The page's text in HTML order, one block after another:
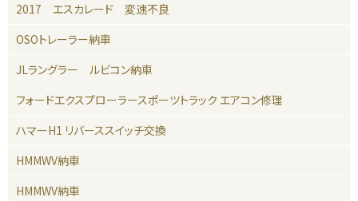
2017 エスカレード 変速不良
OSOトレーラー納車
JLラングラー ルビコン納車
フォードエクスプローラースポーツトラック エアコン修理
ハマーH1 リバーススイッチ交換
HMMWV納車
HMMWV納車